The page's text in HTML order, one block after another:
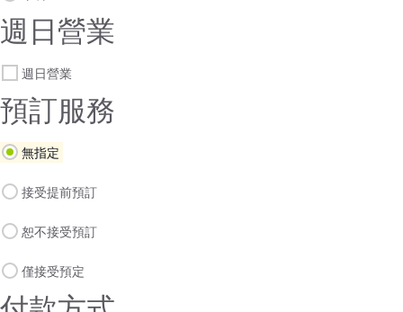
週日營業
週日營業
預訂服務
無指定
接受提前預訂
恕不接受預訂
僅接受預定